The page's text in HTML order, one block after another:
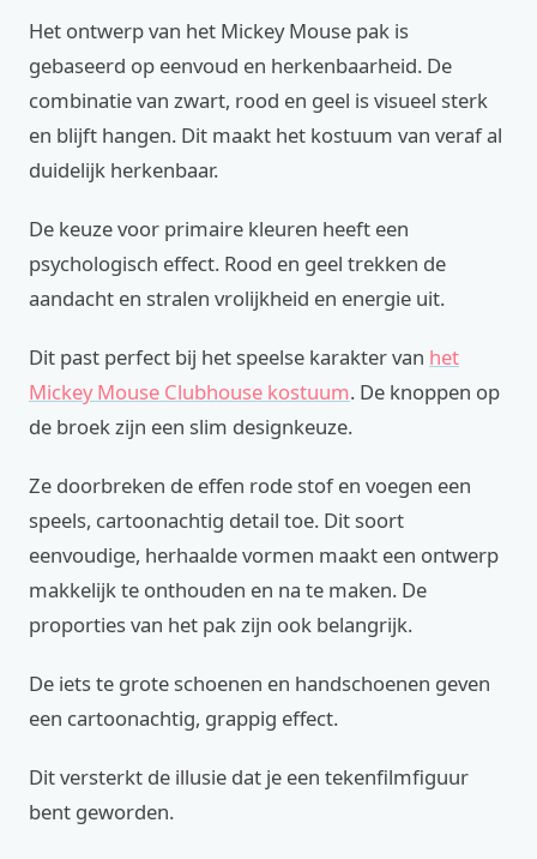
Het ontwerp van het Mickey Mouse pak is
gebaseerd op eenvoud en herkenbaarheid. De
combinatie van zwart, rood en geel is visueel sterk
en blijft hangen. Dit maakt het kostuum van veraf al
duidelijk herkenbaar.
De keuze voor primaire kleuren heeft een
psychologisch effect. Rood en geel trekken de
aandacht en stralen vrolijkheid en energie uit.
Dit past perfect bij het speelse karakter van het
Mickey Mouse Clubhouse kostuum. De knoppen op
de broek zijn een slim designkeuze.
Ze doorbreken de effen rode stof en voegen een
speels, cartoonachtig detail toe. Dit soort
eenvoudige, herhaalde vormen maakt een ontwerp
makkelijk te onthouden en na te maken. De
proporties van het pak zijn ook belangrijk.
De iets te grote schoenen en handschoenen geven
een cartoonachtig, grappig effect.
Dit versterkt de illusie dat je een tekenfilmfiguur
bent geworden.